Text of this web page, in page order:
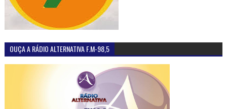
OUÇA A RÁDIO ALTERNATIVA F.M-98,5